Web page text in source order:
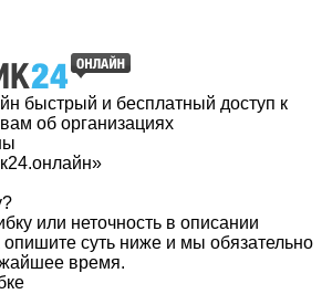
быстрый и бесплатный доступ к
об организациях
или неточность в описании
опишите суть ниже и мы обязательно
время.